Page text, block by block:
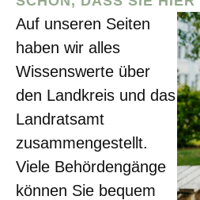
Auf unseren Seiten
haben wir alles
Wissenswerte über
den Landkreis und das
Landratsamt
zusammengestellt.
Viele Behördengänge
können Sie bequem